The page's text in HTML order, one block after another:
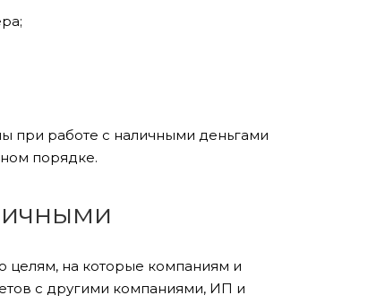
при работе с наличными деньгами
порядке.
целям, на которые компаниям и
с другими компаниями, ИП и